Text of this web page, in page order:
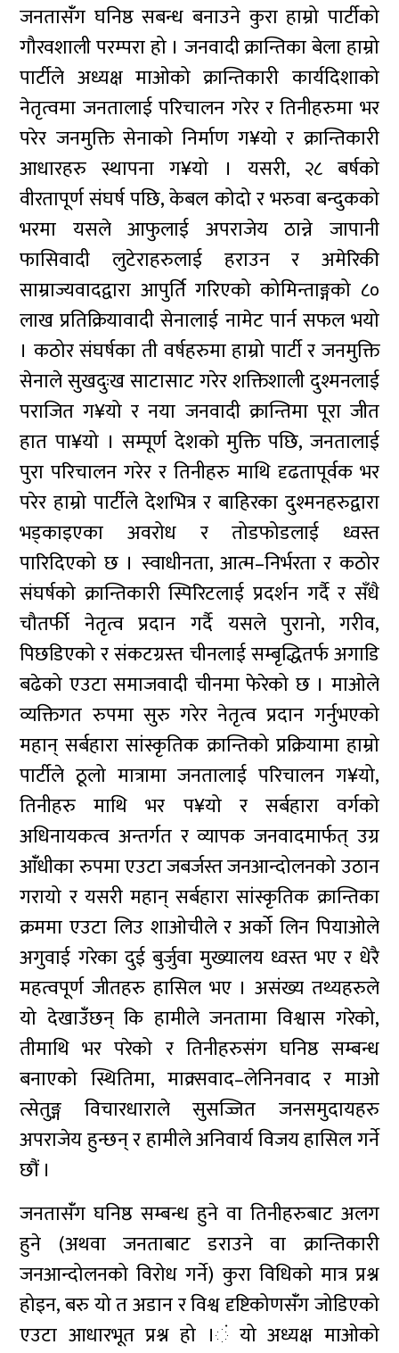
जनतासंँग घनिष्ठ सबन्ध बनाउने कुरा हाम्रो पार्टीको
गौरवशाली परम्परा हो । जनवादी क्रान्तिका बेला हाम्रो
पार्टीले अध्यक्ष माओको क्रान्तिकारी कार्यदिशाको
नेतृत्वमा जनतालाई परिचालन गरेर र तिनीहरुमा भर
परेर जनमुक्ति सेनाको निर्माण ग¥यो र क्रान्तिकारी
आधारहरु स्थापना ग¥यो । यसरी, २८ बर्षको
वीरतापूर्ण संघर्ष पछि, केबल कोदो र भरुवा बन्दुकको
भरमा यसले आफुलाई अपराजेय ठान्ने जापानी
फासिवादी लुटेराहरुलाई हराउन र अमेरिकी
साम्राज्यवादद्वारा आपुर्ति गरिएको कोमिन्ताङ्गको ८०
लाख प्रतिक्रियावादी सेनालाई नामेट पार्न सफल भयो
। कठोर संघर्षका ती वर्षहरुमा हाम्रो पार्टी र जनमुक्ति
सेनाले सुखदुःख साटासाट गरेर शक्तिशाली दुश्मनलाई
पराजित ग¥यो र नया जनवादी क्रान्तिमा पूरा जीत
हात पा¥यो । सम्पूर्ण देशको मुक्ति पछि, जनतालाई
पुरा परिचालन गरेर र तिनीहरु माथि दृढतापूर्वक भर
परेर हाम्रो पार्टीले देशभित्र र बाहिरका दुश्मनहरुद्वारा
भड्काइएका अवरोध र तोडफोडलाई ध्वस्त
पारिदिएको छ । स्वाधीनता, आत्म–निर्भरता र कठोर
संघर्षको क्रान्तिकारी स्पिरिटलाई प्रदर्शन गर्दै र सँधै
चौतर्फी नेतृत्व प्रदान गर्दै यसले पुरानो, गरीव,
पिछडिएको र संकटग्रस्त चीनलाई सम्बृद्धितर्फ अगाडि
बढेको एउटा समाजवादी चीनमा फेरेको छ । माओले
व्यक्तिगत रुपमा सुरु गरेर नेतृत्व प्रदान गर्नुभएको
महान् सर्बहारा सांस्कृतिक क्रान्तिको प्रक्रियामा हाम्रो
पार्टीले ठूलो मात्रामा जनतालाई परिचालन ग¥यो,
तिनीहरु माथि भर प¥यो र सर्बहारा वर्गको
अधिनायकत्व अन्तर्गत र व्यापक जनवादमार्फत् उग्र
आँंधीका रुपमा एउटा जबर्जस्त जनआन्दोलनको उठान
गरायो र यसरी महान् सर्बहारा सांस्कृतिक क्रान्तिका
क्रममा एउटा लिउ शाओचीले र अर्को लिन पियाओले
अगुवाई गरेका दुई बुर्जुवा मुख्यालय ध्वस्त भए र धेरै
महत्वपूर्ण जीतहरु हासिल भए । असंख्य तथ्यहरुले
यो देखाउँंछन् कि हामीले जनतामा विश्वास गरेको,
तीमाथि भर परेको र तिनीहरुसंग घनिष्ठ सम्बन्ध
बनाएको स्थितिमा, माक्र्सवाद–लेनिनवाद र माओ
त्सेतुङ्ग विचारधाराले सुसज्जित जनसमुदायहरु
अपराजेय हुन्छन् र हामीले अनिवार्य विजय हासिल गर्ने
छौं ।
जनतासंँग घनिष्ठ सम्बन्ध हुने वा तिनीहरुबाट अलग
हुने (अथवा जनताबाट डराउने वा क्रान्तिकारी
जनआन्दोलनको विरोध गर्ने) कुरा विधिको मात्र प्रश्न
होइन, बरु यो त अडान र विश्व दृष्टिकोणसँंग जोडिएको
एउटा आधारभूत प्रश्न हो ।ं यो अध्यक्ष माओको